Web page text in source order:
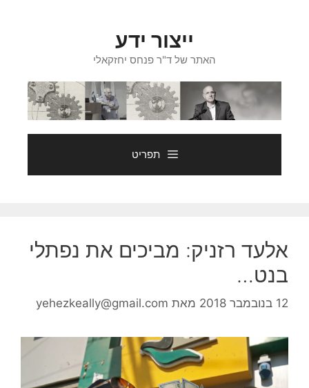
ייצור ידע
האתר של ד"ר פנחס יחזקאלי
תפריט
אלעד רזניק: מביכים את נפתלי
בנט…
12 בנובמבר 2018 מאת yehezkeally@gmail.com